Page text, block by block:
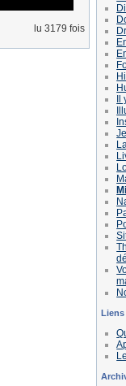
lu 3179 fois
Il
Liens